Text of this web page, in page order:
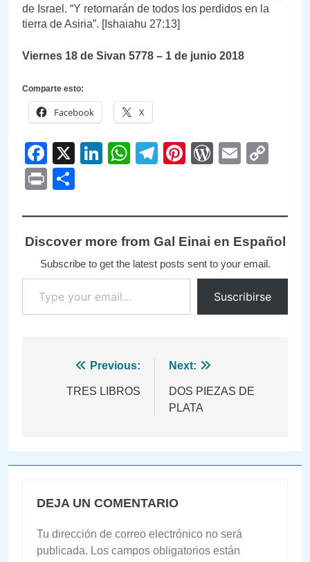
de Israel. “Y retornarán de todos los perdidos en la
tierra de Asiria”. [Ishaiahu 27:13]
Viernes 18 de Sivan 5778 – 1 de junio 2018
Comparte esto:
Facebook X
Facebook
X LinkedIn
WhatsApp
Telegram
PinterestEmail
Print
Discover more from Gal Einai en Español
Subscribe to get the latest posts sent to your email.
Type your email…
Suscribirse
Navegación
Previous:
TRES LIBROS
Next:
DOS PIEZAS DE
PLATA
DEJA UN COMENTARIO
Tu dirección de correo electrónico no será
publicada. Los campos obligatorios están